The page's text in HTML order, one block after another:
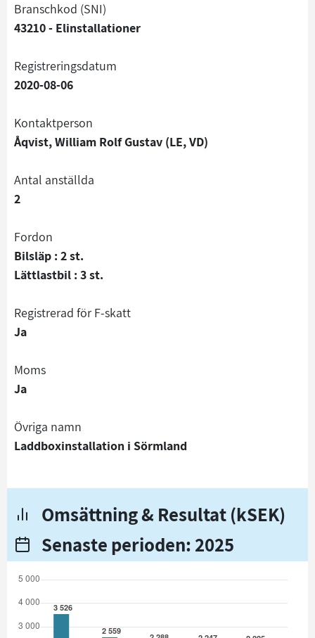
branschkod (SNI)
43210 - Elinstallationer
registreringsdatum
2020-08-06
Kontaktperson
Åqvist, William Rolf Gustav (LE, VD)
Antal anställda
2
Fordon
Bilsläp : 2 st.
Lättlastbil : 3 st.
registrerad för F-skatt
Ja
Moms
Ja
Övriga namn
Laddboxinstallation i Sörmland
Omsättning & Resultat (kSEK)
Senaste perioden: 2025